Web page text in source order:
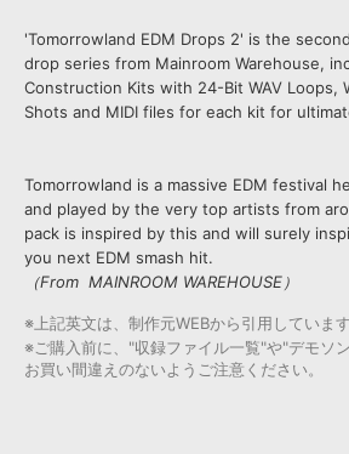
'Tomorrowland EDM Drops 2' is the
drop series from Mainroom Warehouse,
Construction Kits with 24-Bit WAV Loops,
Shots and MIDI files for each kit for
Tomorrowland is a massive EDM festival
and played by the very top artists from
pack is inspired by this and will surely
you next EDM smash hit.
（From MAINROOM WAREHOUSE）
※上記英文は、制作元WEBから引用しています
※ご購入前に、"収録ファイル一覧"や"デモソ
お買い間違えのないようご注意ください。